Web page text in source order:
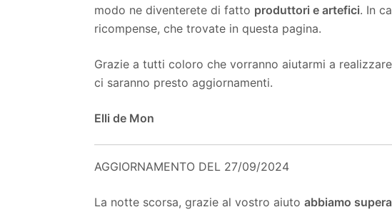
modo ne diventerete di fatto produttori e artefici. In
ricompense, che trovate in questa pagina.
Grazie a tutti coloro che vorranno aiutarmi a
ci saranno presto aggiornamenti.
Elli de Mon
AGGIORNAMENTO DEL 27/09/2024
La notte scorsa, grazie al vostro aiuto abbiamo